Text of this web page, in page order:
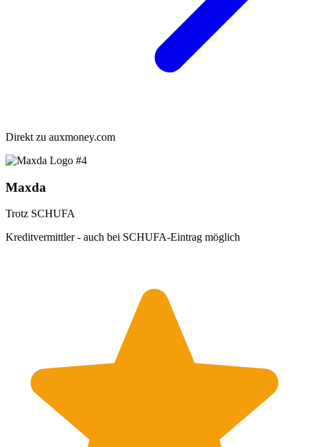
Direkt zu auxmoney.com
#4
Maxda
Trotz SCHUFA
Kreditvermittler - auch bei SCHUFA-Eintrag möglich